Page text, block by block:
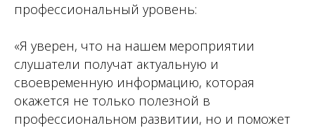
профессиональный уровень:
«Я уверен, что на нашем мероприятии
слушатели получат актуальную и
своевременную информацию, которая
окажется не только полезной в
профессиональном развитии, но и поможет